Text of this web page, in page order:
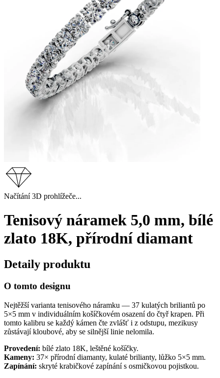
Načítání 3D prohlížeče...
Tenisový náramek 5,0 mm, bílé
zlato 18K, přírodní diamant
Detaily produktu
O tomto designu
Nejtěžší varianta tenisového náramku — 37 kulatých briliantů po
5×5 mm v individuálním košíčkovém osazení do čtyř krapen. Při
tomto kalibru se každý kámen čte zvlášť i z odstupu, mezikusy
zůstávají kloubové, aby se silnější linie nelomila.
Provedení: bílé zlato 18K, leštěné košíčky.
Kameny: 37× přírodní diamanty, kulaté brilianty, lůžko 5×5 mm.
Zapínání: skryté krabičkové zapínání s osmičkovou pojistkou.